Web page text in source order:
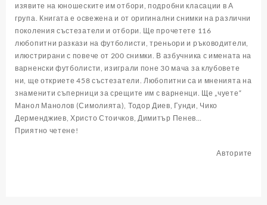
изявите на юношеските им отбори, подробни класации в А
група. Книгата е освежена и от оригинални снимки на различни
поколения състезатели и отбори. Ще прочетете 116
любопитни разкази на футболисти, треньори и ръководители,
илюстрирани с повече от 200 снимки. В азбучника с имената на
варненски футболисти, изиграли поне 30 мача за клубовете
ни, ще откриете 458 състезатели. Любопитни са и мненията на
знаменити съперници за срещите им с варненци. Ще „чуете“
Манол Манолов (Симолията), Тодор Диев, Гунди, Чико
Дерменджиев, Христо Стоичков, Димитър Пенев…
Приятно четене!
Авторите